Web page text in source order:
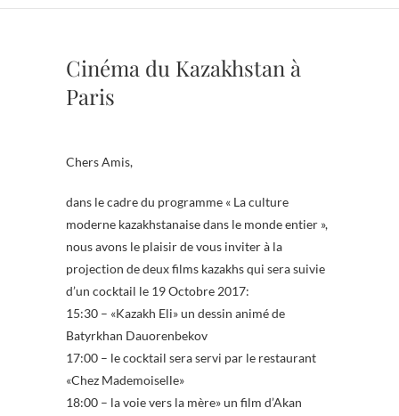
Cinéma du Kazakhstan à
Paris
Chers Amis,
dans le cadre du programme « La culture
moderne kazakhstanaise dans le monde entier »,
nous avons le plaisir de vous inviter à la
projection de deux films kazakhs qui sera suivie
d’un cocktail le 19 Octobre 2017:
15:30 – «Kazakh Eli» un dessin animé de
Batyrkhan Dauorenbekov
17:00 – le cocktail sera servi par le restaurant
«Chez Mademoiselle»
18:00 – la voie vers la mère» un film d’Akan